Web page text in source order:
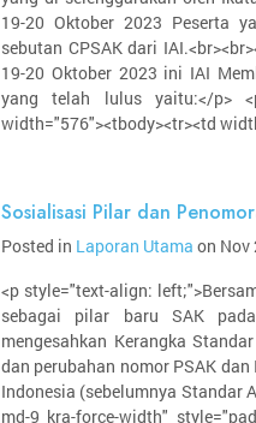
19-20 Oktober 2023 Peserta
sebutan CPSAK dari
19-20 Oktober 2023 ini IAI
yang telah lulus yaitu:</p>
width="576"><tbody><tr><td
Sosialisasi Pilar dan
Posted in Laporan Utama on Nov
<p style="text-align:
sebagai pilar baru SAK
mengesahkan Kerangka
dan perubahan nomor PSAK
Indonesia (sebelumnya Standar
md-9 kra-force-width"